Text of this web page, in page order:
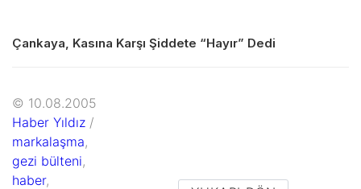
Çankaya, Kasına Karşı Şiddete “Hayır” Dedi
© 10.08.2005
Haber Yıldız /
markalaşma,
gezi bülteni,
haber,